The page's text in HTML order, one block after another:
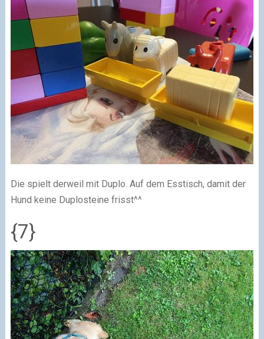
Die spielt derweil mit Duplo. Auf dem Esstisch, damit der
Hund keine Duplosteine frisst^^
{7}